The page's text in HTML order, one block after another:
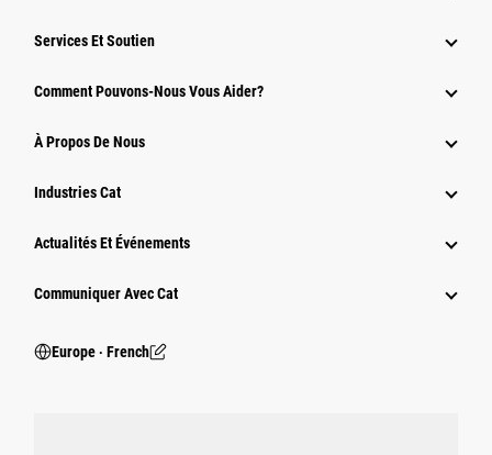
Services Et Soutien
Comment Pouvons-Nous Vous Aider?
À Propos De Nous
Industries Cat
Actualités Et Événements
Communiquer Avec Cat
Europe ‧ French